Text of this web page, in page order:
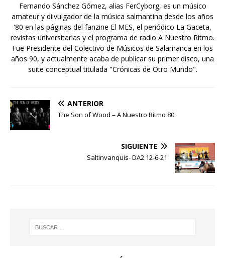
Fernando Sánchez Gómez, alias FerCyborg, es un músico
amateur y diivulgador de la música salmantina desde los años
'80 en las páginas del fanzine El MES, el periódico La Gaceta,
revistas universitarias y el programa de radio A Nuestro Ritmo.
Fue Presidente del Colectivo de Músicos de Salamanca en los
años 90, y actualmente acaba de publicar su primer disco, una
suite conceptual titulada "Crónicas de Otro Mundo".
ANTERIOR
The Son of Wood – A Nuestro Ritmo 80
SIGUIENTE
Saltinvanquis- DA2 12-6-21